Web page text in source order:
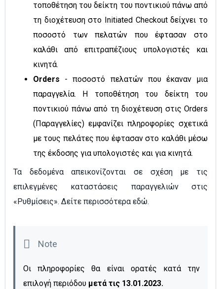
τοποθέτηση του δείκτη του ποντικιού πάνω από
τη διοχέτευση στο Initiated Checkout δείχνει το
ποσοστό των πελατών που έφτασαν στο
καλάθι από επιτραπέζιους υπολογιστές και
κινητά.
Orders - ποσοστό πελατών που έκαναν μια
παραγγελία. Η τοποθέτηση του δείκτη του
ποντικιού πάνω από τη διοχέτευση στις Orders
(Παραγγελίες) εμφανίζει πληροφορίες σχετικά
με τους πελάτες που έφτασαν στο καλάθι μέσω
της έκδοσης για υπολογιστές και για κινητά.
Τα δεδομένα απεικονίζονται σε σχέση με τις
επιλεγμένες καταστάσεις παραγγελιών στις
«Ρυθμίσεις». Δείτε περισσότερα εδώ.
Οι πληροφορίες θα είναι ορατές κατά την
επιλογή περιόδου μετά τις 13.01.2023.